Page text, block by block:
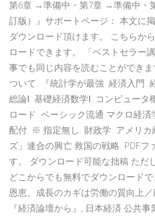
第6章 →準備中・第7章 →準備中・
訂版）』サポートページ： 本文に
ダウンロード頂けます。 こちらか
ロードできます。 「ベストセラー
事でも同じ内容を読むことができ
ついて. 『統計学が最強 経済入門.
総論Ⅰ. 基礎経済数学Ⅰ. コンピュー
ロード. ベーシック流通 マクロ経
配付. ※ 指定無し. 財政学. アメリカ
ズ」連合の興亡 救国の戦略. PDF
す。 ダウンロード可能な拙稿 ただ
どこからでも無料でダウンロード
恩恵、成長のカギは労働の質向上
『経済論壇から』, 日本経済 公共